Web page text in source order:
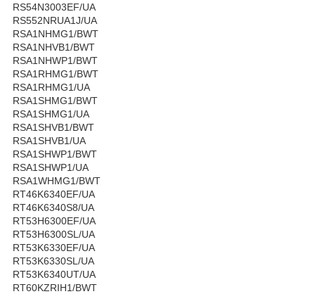
RS54N3003EF/UA
RS552NRUA1J/UA
RSA1NHMG1/BWT
RSA1NHVB1/BWT
RSA1NHWP1/BWT
RSA1RHMG1/BWT
RSA1RHMG1/UA
RSA1SHMG1/BWT
RSA1SHMG1/UA
RSA1SHVB1/BWT
RSA1SHVB1/UA
RSA1SHWP1/BWT
RSA1SHWP1/UA
RSA1WHMG1/BWT
RT46K6340EF/UA
RT46K6340S8/UA
RT53H6300EF/UA
RT53H6300SL/UA
RT53K6330EF/UA
RT53K6330SL/UA
RT53K6340UT/UA
RT60KZRIH1/BWT